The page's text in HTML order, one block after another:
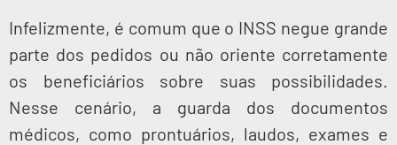
Infelizmente, é comum que o INSS negue grande
parte dos pedidos ou não oriente corretamente
os beneficiários sobre suas possibilidades.
Nesse cenário, a guarda dos documentos
médicos, como prontuários, laudos, exames e